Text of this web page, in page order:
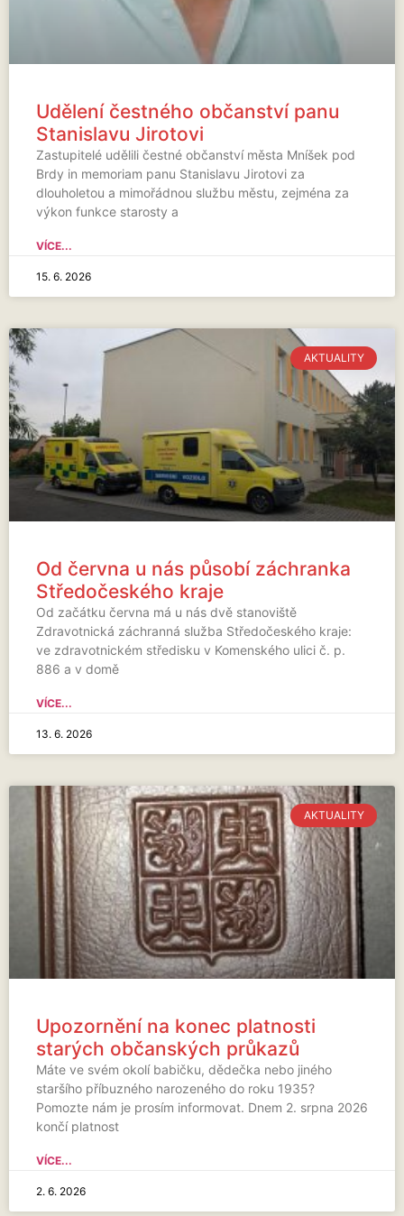
Udělení čestného občanství panu
Stanislavu Jirotovi
Zastupitelé udělili čestné občanství města Mníšek pod
Brdy in memoriam panu Stanislavu Jirotovi za
dlouholetou a mimořádnou službu městu, zejména za
výkon funkce starosty a
VÍCE...
15. 6. 2026
AKTUALITY
Od června u nás působí záchranka
Středočeského kraje
Od začátku června má u nás dvě stanoviště
Zdravotnická záchranná služba Středočeského kraje:
ve zdravotnickém středisku v Komenského ulici č. p.
886 a v domě
VÍCE...
13. 6. 2026
AKTUALITY
Upozornění na konec platnosti
starých občanských průkazů
Máte ve svém okolí babičku, dědečka nebo jiného
staršího příbuzného narozeného do roku 1935?
Pomozte nám je prosím informovat. Dnem 2. srpna 2026
končí platnost
VÍCE...
2. 6. 2026